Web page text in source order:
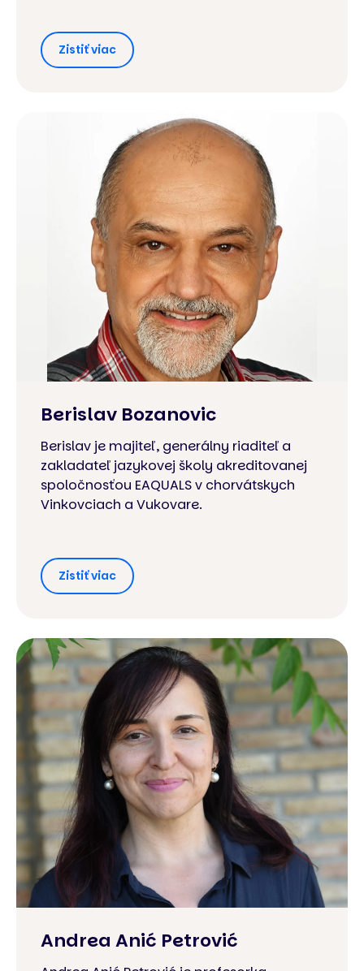
Zistiť viac
Berislav Bozanovic
Berislav je majiteľ, generálny riaditeľ a
zakladateľ jazykovej školy akreditovanej
spoločnosťou EAQUALS v chorvátskych
Vinkovciach a Vukovare.
Zistiť viac
Andrea Anić Petrović